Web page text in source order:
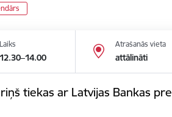
Laiks
12.30–14.00
Atrašanās vieta
attālināti
tiekas ar Latvijas Bankas